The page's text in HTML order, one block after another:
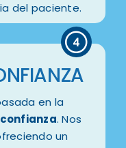
del paciente.
en la
. Nos
un